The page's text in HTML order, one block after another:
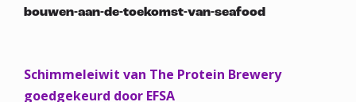
bouwen-aan-de-toekomst-van-seafood
Schimmeleiwit van The Protein Brewery
goedgekeurd door EFSA